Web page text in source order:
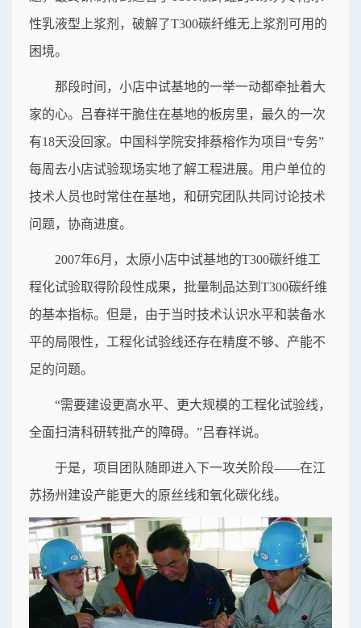
性乳液型上浆剂，破解了T300碳纤维无上浆剂可用的
困境。
那段时间，小店中试基地的一举一动都牵扯着大
家的心。吕春祥干脆住在基地的板房里，最久的一次
有18天没回家。中国科学院安排蔡榕作为项目“专务”
每周去小店试验现场实地了解工程进展。用户单位的
技术人员也时常住在基地，和研究团队共同讨论技术
问题，协商进度。
2007年6月，太原小店中试基地的T300碳纤维工
程化试验取得阶段性成果，批量制品达到T300碳纤维
的基本指标。但是，由于当时技术认识水平和装备水
平的局限性，工程化试验线还存在精度不够、产能不
足的问题。
“需要建设更高水平、更大规模的工程化试验线，
全面扫清科研转批产的障碍。”吕春祥说。
于是，项目团队随即进入下一攻关阶段——在江
苏扬州建设产能更大的原丝线和氧化碳化线。